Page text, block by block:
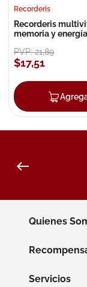
Recorderis
Recorderis
memoria y
PVP:21,89
$17,51
Quienes
Servicios